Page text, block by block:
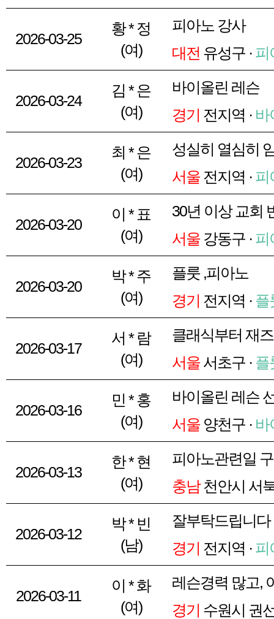
2026-03-25
황 * 정
(여)
피아노 강사
대전 유성구 · 피
2026-03-24
김 * 은
(여)
바이올린 레슨
경기 전지역 · 바
2026-03-23
최 * 은
(여)
성실히 열심히
서울전지역 · 피
2026-03-20
이 * 표
(여)
30년 이상 교회
서울강동구 · 피
2026-03-20
박 * 주
(여)
플룻 ,피아노
경기 전지역 · 플
2026-03-17
서 * 람
(여)
클래식부터 재
서울서초구 · 플
2026-03-16
민 * 홍
(여)
바이올린 레슨
서울양천구 · 바
2026-03-13
한 * 현
(여)
피아노관련일
충남천안시 서
2026-03-12
박 * 빈
(남)
잘부탁드립니다
경기 전지역 · 피
2026-03-11
이 * 화
(여)
레슨경력 많고,
경기 수원시 권